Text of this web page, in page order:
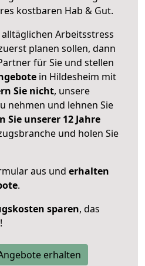
kostbaren Hab & Gut.
Arbeitsstress
planen sollen, dann
für Sie und stellen
in Hildesheim mit
Sie nicht, unsere
nehmen und lehnen Sie
Sie unserer 12 Jahre
und holen Sie
aus und erhalten
.
sparen, das
erhalten